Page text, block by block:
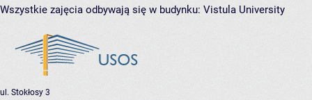
Wszystkie zajęcia odbywają się w budynku: Vistula University
ul. Stokłosy 3